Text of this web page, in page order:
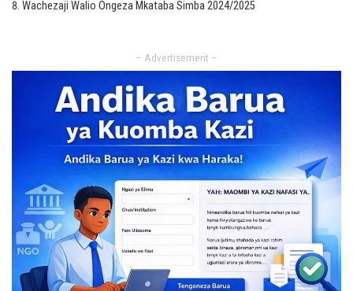
Wachezaji Walio Ongeza Mkataba Simba 2024/2025
– Advertisement –